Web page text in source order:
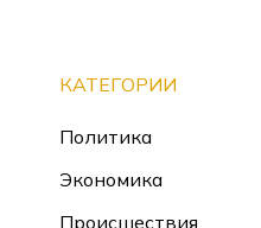
КАТЕГОРИИ
Политика
Экономика
Происшествия